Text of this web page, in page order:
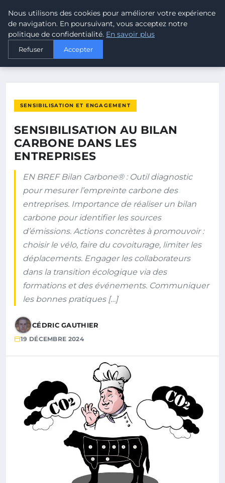
MALTA CLIMATE
ACCUEIL
SENSIBILISATION AU BILAN CARBONE DANS LES ENTREPRISES
SENSIBILISATION ET ENGAGEMENT
SENSIBILISATION AU BILAN
CARBONE DANS LES
ENTREPRISES
EN BREF Bilan Carbone® : Outil diagnostic
pour mesurer l’empreinte carbone des
entreprises. Importance de réaliser un bilan
carbone pour identifier les sources
d’émissions. Actions concrètes à promouvoir :
choisir le vélo, faire du covoiturage, limiter les
déplacements. Engager les collaborateurs
dans la transition écologique via des
formations et des événements. Communiquer
les bonnes pratiques […]
CÉDRIC GAUTHIER
19 DÉCEMBRE 2024
Nous utilisons des cookies pour améliorer votre expérience
de navigation. En poursuivant, vous acceptez notre
politique de confidentialité. En savoir plus
Refuser Accepter